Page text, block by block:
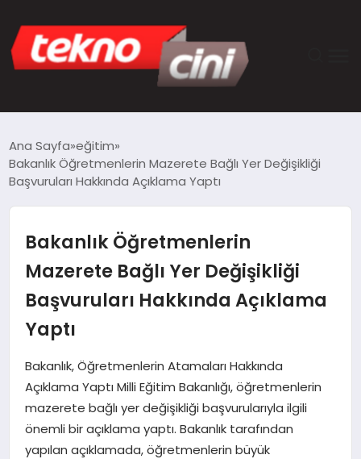
TEKNOLOJI
SAĞLIK
DÜNYA
MAGAZIN
Ana Sayfa eğitim
Bakanlık Öğretmenlerin Mazerete Bağlı Yer Değişikliği
Başvuruları Hakkında Açıklama Yaptı
Bakanlık Öğretmenlerin
Mazerete Bağlı Yer Değişikliği
Başvuruları Hakkında Açıklama
Yaptı
Bakanlık, Öğretmenlerin Atamaları Hakkında
Açıklama Yaptı Milli Eğitim Bakanlığı, öğretmenlerin
mazerete bağlı yer değişikliği başvurularıyla ilgili
önemli bir açıklama yaptı. Bakanlık tarafından
yapılan açıklamada, öğretmenlerin büyük